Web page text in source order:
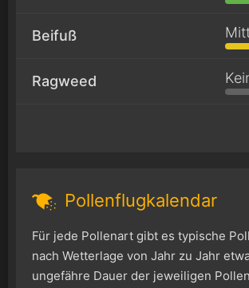
Beifuß
Ragweed
Pollenflugkalendar
Für jede Pollenart gibt es typische
nach Wetterlage von Jahr zu Jahr
ungefähre Dauer der jeweiligen